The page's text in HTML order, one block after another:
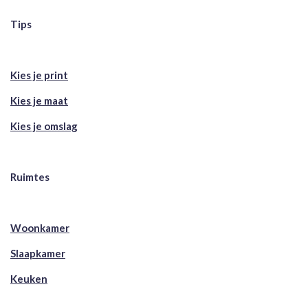
Tips
Kies je print
Kies je maat
Kies je omslag
Ruimtes
Woonkamer
Slaapkamer
Keuken